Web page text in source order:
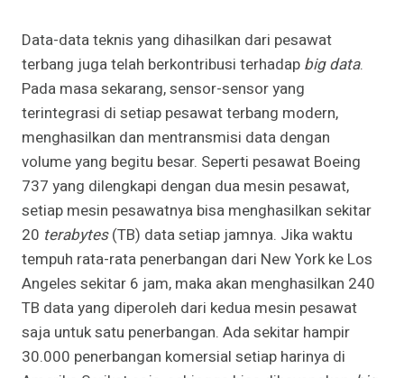
Data-data teknis yang dihasilkan dari pesawat
terbang juga telah berkontribusi terhadap big data.
Pada masa sekarang, sensor-sensor yang
terintegrasi di setiap pesawat terbang modern,
menghasilkan dan mentransmisi data dengan
volume yang begitu besar. Seperti pesawat Boeing
737 yang dilengkapi dengan dua mesin pesawat,
setiap mesin pesawatnya bisa menghasilkan sekitar
20 terabytes(TB) data setiap jamnya. Jika waktu
tempuh rata-rata penerbangan dari New York ke Los
Angeles sekitar 6 jam, maka akan menghasilkan 240
TB data yang diperoleh dari kedua mesin pesawat
saja untuk satu penerbangan. Ada sekitar hampir
30.000 penerbangan komersial setiap harinya di